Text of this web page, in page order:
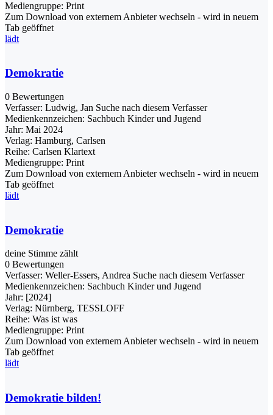
Mediengruppe: Print
Zum Download von externem Anbieter wechseln - wird in neuem
Tab geöffnet
lädt
Demokratie
0 Bewertungen
Verfasser: Ludwig, Jan Suche nach diesem Verfasser
Medienkennzeichen: Sachbuch Kinder und Jugend
Jahr: Mai 2024
Verlag: Hamburg, Carlsen
Reihe: Carlsen Klartext
Mediengruppe: Print
Zum Download von externem Anbieter wechseln - wird in neuem
Tab geöffnet
lädt
Demokratie
deine Stimme zählt
0 Bewertungen
Verfasser: Weller-Essers, Andrea Suche nach diesem Verfasser
Medienkennzeichen: Sachbuch Kinder und Jugend
Jahr: [2024]
Verlag: Nürnberg, TESSLOFF
Reihe: Was ist was
Mediengruppe: Print
Zum Download von externem Anbieter wechseln - wird in neuem
Tab geöffnet
lädt
Demokratie bilden!